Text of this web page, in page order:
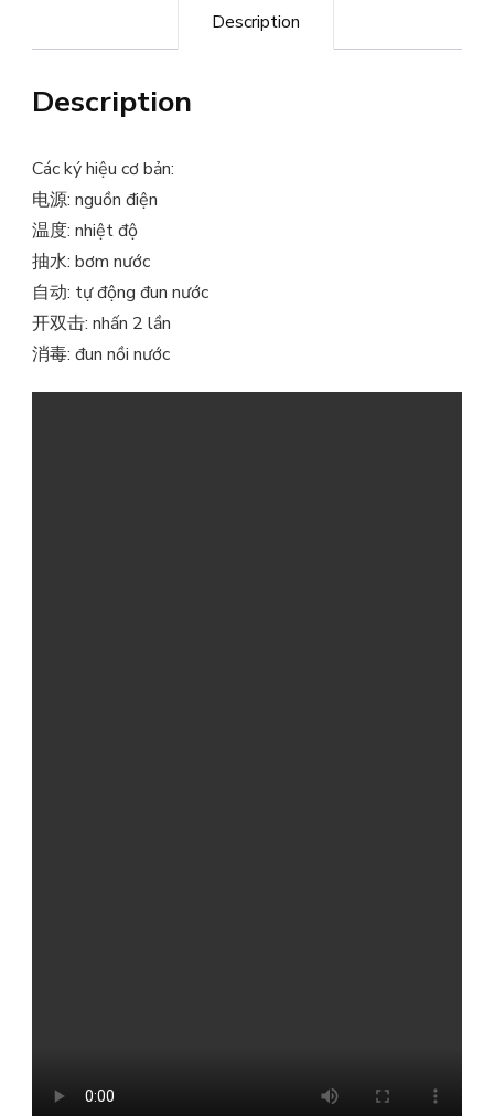
Description
Description
Các ký hiệu cơ bản:
电源: nguồn điện
温度: nhiệt độ
抽水: bơm nước
自动: tự động đun nước
开双击: nhấn 2 lần
消毒: đun nồi nước